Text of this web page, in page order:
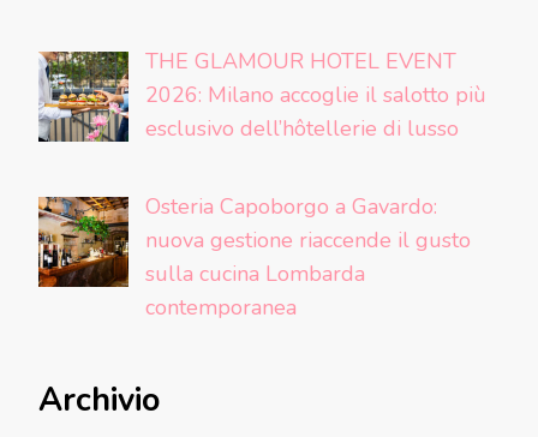
THE GLAMOUR HOTEL EVENT
2026: Milano accoglie il salotto più
esclusivo dell’hôtellerie di lusso
Osteria Capoborgo a Gavardo:
nuova gestione riaccende il gusto
sulla cucina Lombarda
contemporanea
Archivio